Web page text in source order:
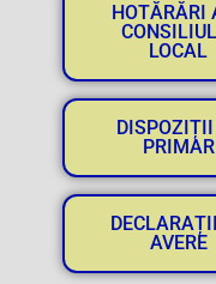
HOTĂRĂRI
LOCAL
DISPOZIȚII
PRIMAR
AVERE